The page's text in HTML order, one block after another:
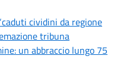
cividini da regione
tribuna
un abbraccio lungo 75